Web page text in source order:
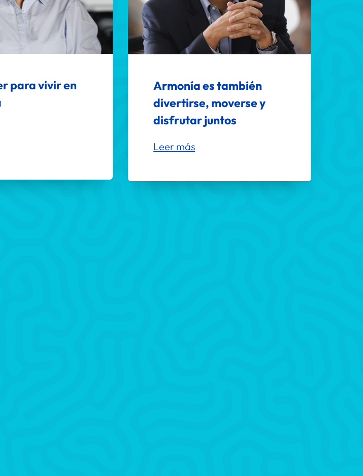
para vivir en
Armonía es también
divertirse, moverse y
disfrutar juntos
Leer más